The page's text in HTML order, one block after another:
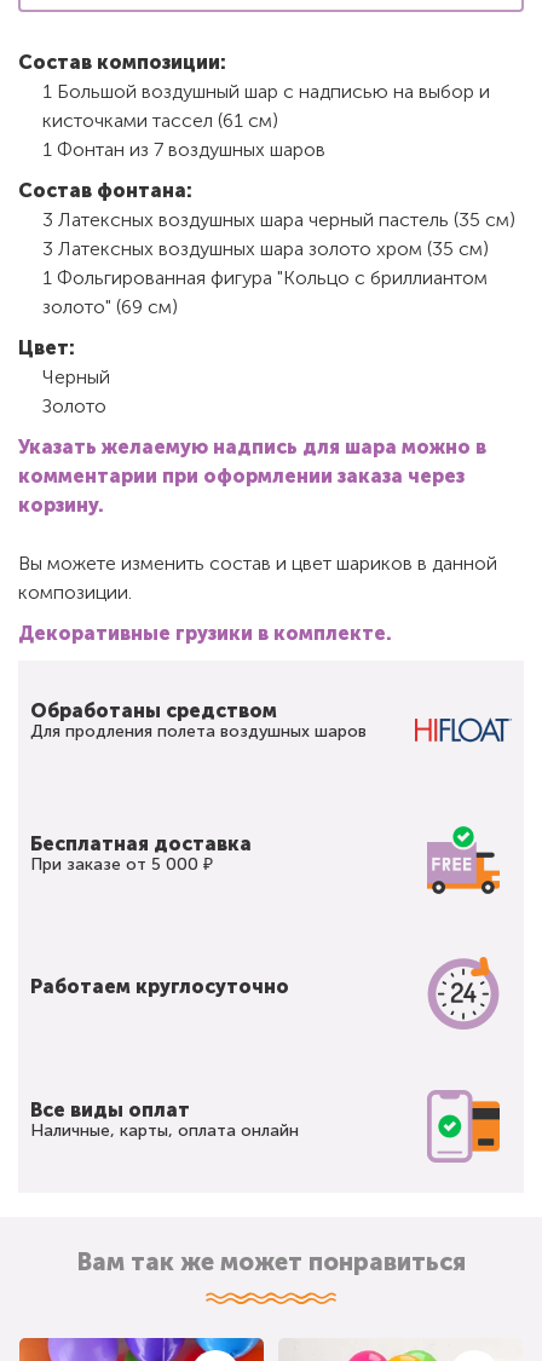
Состав композиции:
1 Большой воздушный шар с надписью на выбор и
кисточками тассел (61 см)
1 Фонтан из 7 воздушных шаров
Состав фонтана:
3 Латексных воздушных шара черный пастель (35 см)
3 Латексных воздушных шара золото хром (35 см)
1 Фольгированная фигура "Кольцо с бриллиантом
золото" (69 см)
Цвет:
Черный
Золото
Указать желаемую надпись для шара можно в
комментарии при оформлении заказа через
корзину.
Вы можете изменить состав и цвет шариков в данной
композиции.
Декоративные грузики в комплекте.
Обработаны средством
Для продления полета воздушных шаров
Бесплатная доставка
При заказе от 5 000 ₽
Работаем круглосуточно
Все виды оплат
Наличные, карты, оплата онлайн
Вам так же может понравиться